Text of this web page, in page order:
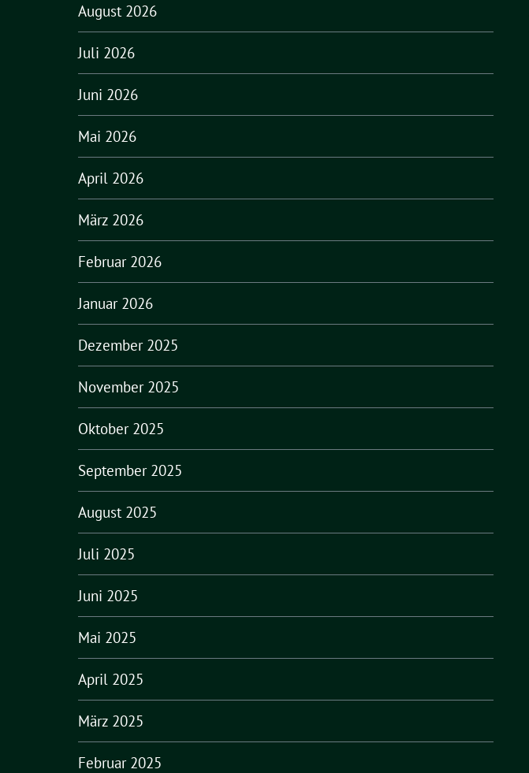
August 2026
Juli 2026
Juni 2026
Mai 2026
April 2026
März 2026
Februar 2026
Januar 2026
Dezember 2025
November 2025
Oktober 2025
September 2025
August 2025
Juli 2025
Juni 2025
Mai 2025
April 2025
März 2025
Februar 2025